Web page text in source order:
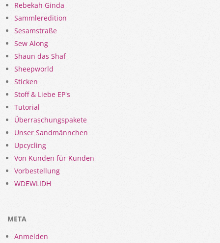
Rebekah Ginda
Sammleredition
Sesamstraße
Sew Along
Shaun das Shaf
Sheepworld
Sticken
Stoff & Liebe EP's
Tutorial
Überraschungspakete
Unser Sandmännchen
Upcycling
Von Kunden für Kunden
Vorbestellung
WDEWLIDH
META
Anmelden